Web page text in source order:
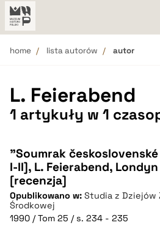
home lista autorów autor
L. Feierabend
1 artykuły w 1
"Soumrak
I-II], L. Feierabend,
[recenzja]
Opublikowano w: Studia z Dziejów
Środkowej
1990 / Tom 25 / s. 234 - 235